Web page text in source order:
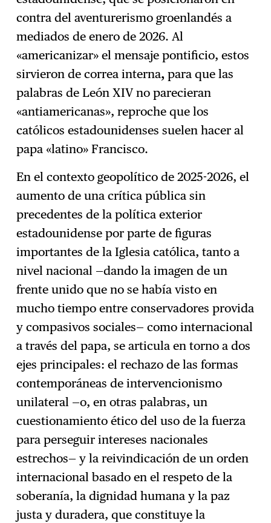
contra del aventurerismo groenlandés a
mediados de enero de 2026. Al
«americanizar» el mensaje pontificio, estos
sirvieron de correa interna, para que las
palabras de León XIV no parecieran
«antiamericanas», reproche que los
católicos estadounidenses suelen hacer al
papa «latino» Francisco.
En el contexto geopolítico de 2025-2026, el
aumento de una crítica pública sin
precedentes de la política exterior
estadounidense por parte de figuras
importantes de la Iglesia católica, tanto a
nivel nacional —dando la imagen de un
frente unido que no se había visto en
mucho tiempo entre conservadores provida
y compasivos sociales— como internacional
a través del papa, se articula en torno a dos
ejes principales: el rechazo de las formas
contemporáneas de intervencionismo
unilateral —o, en otras palabras, un
cuestionamiento ético del uso de la fuerza
para perseguir intereses nacionales
estrechos— y la reivindicación de un orden
internacional basado en el respeto de la
soberanía, la dignidad humana y la paz
justa y duradera, que constituye la